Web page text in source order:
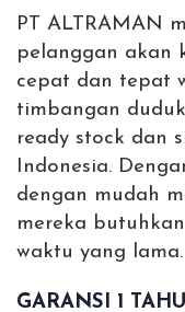
PT ALTRAMAN
pelanggan akan
cepat dan tepat
timbangan
ready stock dan
Indonesia.
dengan mudah
mereka
waktu yang lama.
GARANSI 1